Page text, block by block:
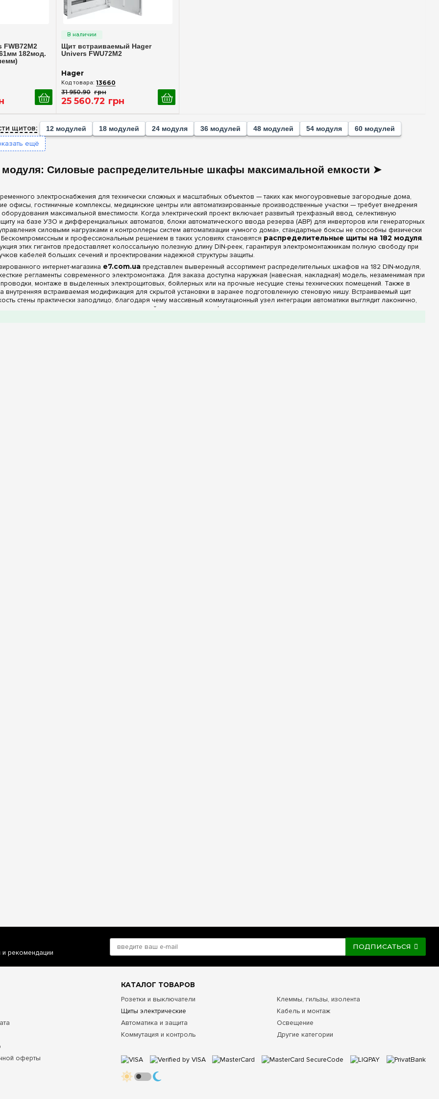
FWB72M2
182мод.
Щит встраиваемый Hager
Univers FWU72M2
Hager
13660
31 950.90 грн
25 560.72 грн
щитов: 12 модулей 18 модулей 24 модуля 36 модулей 48 модулей 54 модуля
60 модулей
ещё
Силовые распределительные шкафы максимальной емкости ➤
электроснабжения для технически сложных и масштабных объектов — таких как многоуровневые загородные дома,
офисы, гостиничные комплексы, медицинские центры или автоматизированные производственные участки — требует внедрения
максимальной вместимости. Когда электрический проект включает развитый трехфазный ввод, селективную
на базе УЗО и дифференциальных автоматов, блоки автоматического ввода резерва (АВР) для инверторов или генераторных
силовыми нагрузками и контроллеры систем автоматизации «умного дома», стандартные боксы не способны физически
Бескомпромиссным и профессиональным решением в таких условиях становятся распределительные щиты на 182 модуля.
этих гигантов предоставляет колоссальную полезную длину DIN-реек, гарантируя электромонтажникам полную свободу при
кабелей больших сечений и проектировании надежной структуры защиты.
интернет-магазина e7.com.ua представлен выверенный ассортимент распределительных шкафов на 182 DIN-модуля,
регламенты современного электромонтажа. Для заказа доступна наружная (навесная, накладная) модель, незаменимая при
монтаже в выделенных электрощитовых, бойлерных или на прочные несущие стены технических помещений. Также в
внутренняя встраиваемая модификация для скрытой установки в заранее подготовленную стеновую нишу. Встраиваемый щит
стены практически заподлицо, благодаря чему массивный коммутационный узел интеграции автоматики выглядит лаконично,
пространство здания, оставляя видимой лишь аккуратную фронтальную рамку.
параметры, комплектация шинами, фасады и классы защиты (IP)
(+2)
(+2)
288 (+1)
и рекомендации
ПОДПИСАТЬСЯ
оферты
КАТАЛОГ ТОВАРОВ
Розетки и выключатели
Щиты электрические
Автоматика и защита
Коммутация и контроль
Клеммы, гильзы, изолента
Кабель и монтаж
Освещение
Другие категории